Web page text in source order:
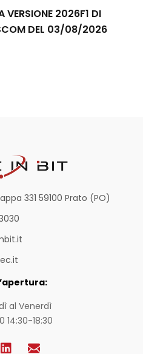
VERSIONE 2026F1 DI
DEL 03/08/2026
331 59100 Prato (PO)
al Venerdì
14:30-18:30